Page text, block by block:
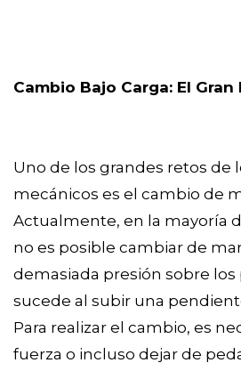
Cambio Bajo Carga: El Gran
Uno de los grandes retos de
mecánicos es el cambio de
Actualmente, en la mayoría
no es posible cambiar de
demasiada presión sobre los
sucede al subir una
Para realizar el cambio, es
fuerza o incluso dejar de